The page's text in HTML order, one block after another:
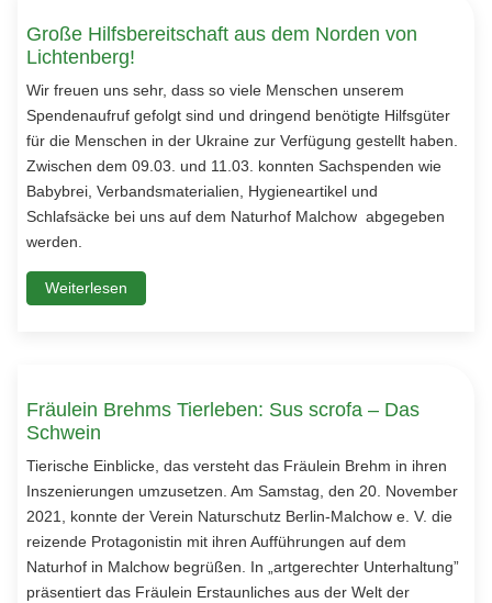
Große Hilfsbereitschaft aus dem Norden von
Lichtenberg!
Wir freuen uns sehr, dass so viele Menschen unserem
Spendenaufruf gefolgt sind und dringend benötigte Hilfsgüter
für die Menschen in der Ukraine zur Verfügung gestellt haben.
Zwischen dem 09.03. und 11.03. konnten Sachspenden wie
Babybrei, Verbandsmaterialien, Hygieneartikel und
Schlafsäcke bei uns auf dem Naturhof Malchow abgegeben
werden.
Weiterlesen
Fräulein Brehms Tierleben: Sus scrofa – Das
Schwein
Tierische Einblicke, das versteht das Fräulein Brehm in ihren
Inszenierungen umzusetzen. Am Samstag, den 20. November
2021, konnte der Verein Naturschutz Berlin-Malchow e. V. die
reizende Protagonistin mit ihren Aufführungen auf dem
Naturhof in Malchow begrüßen. In „artgerechter Unterhaltung”
präsentiert das Fräulein Erstaunliches aus der Welt der